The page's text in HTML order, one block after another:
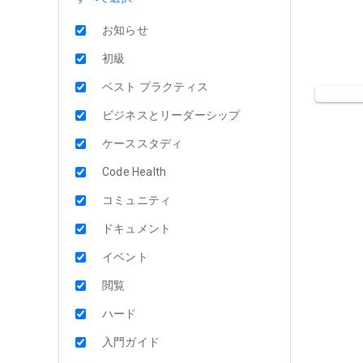
お知らせ
初級
ベスト プラクティス
ビジネスとリーダーシップ
ケーススタディ
Code Health
コミュニティ
ドキュメント
イベント
閲覧
ハード
入門ガイド